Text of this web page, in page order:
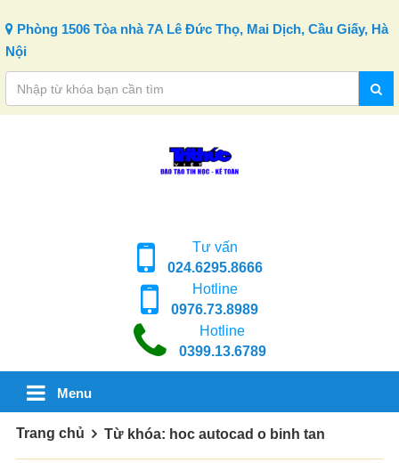
Phòng 1506 Tòa nhà 7A Lê Đức Thọ, Mai Dịch, Cầu Giấy, Hà
Nội
Tư vấn
024.6295.8666
Hotline
0976.73.8989
Hotline
0399.13.6789
Menu
Trang chủ Từ khóa: hoc autocad o binh tan